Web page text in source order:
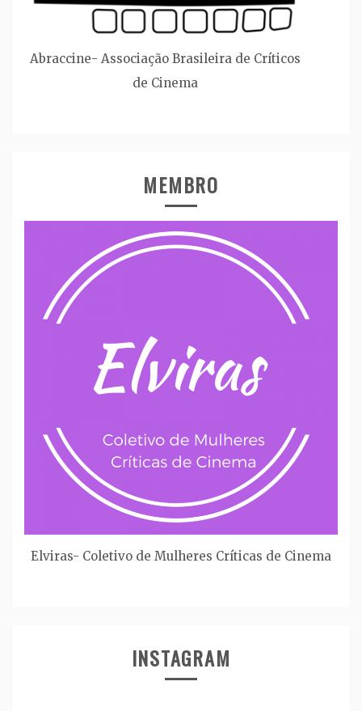
Abraccine- Associação Brasileira de Críticos
de Cinema
MEMBRO
Elviras- Coletivo de Mulheres Críticas de Cinema
INSTAGRAM